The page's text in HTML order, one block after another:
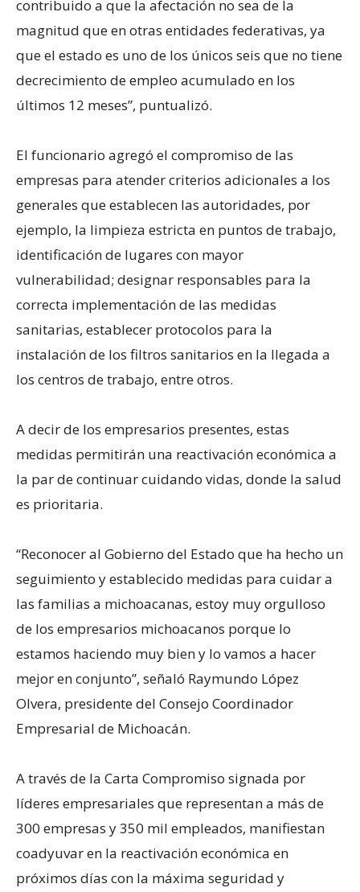
contribuido a que la afectación no sea de la
magnitud que en otras entidades federativas, ya
que el estado es uno de los únicos seis que no tiene
decrecimiento de empleo acumulado en los
últimos 12 meses”, puntualizó.
El funcionario agregó el compromiso de las
empresas para atender criterios adicionales a los
generales que establecen las autoridades, por
ejemplo, la limpieza estricta en puntos de trabajo,
identificación de lugares con mayor
vulnerabilidad; designar responsables para la
correcta implementación de las medidas
sanitarias, establecer protocolos para la
instalación de los filtros sanitarios en la llegada a
los centros de trabajo, entre otros.
A decir de los empresarios presentes, estas
medidas permitirán una reactivación económica a
la par de continuar cuidando vidas, donde la salud
es prioritaria.
“Reconocer al Gobierno del Estado que ha hecho un
seguimiento y establecido medidas para cuidar a
las familias a michoacanas, estoy muy orgulloso
de los empresarios michoacanos porque lo
estamos haciendo muy bien y lo vamos a hacer
mejor en conjunto”, señaló Raymundo López
Olvera, presidente del Consejo Coordinador
Empresarial de Michoacán.
A través de la Carta Compromiso signada por
líderes empresariales que representan a más de
300 empresas y 350 mil empleados, manifiestan
coadyuvar en la reactivación económica en
próximos días con la máxima seguridad y